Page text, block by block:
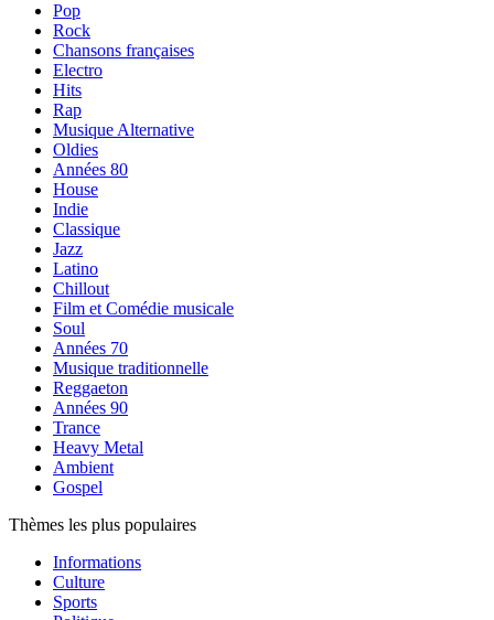
Pop
Rock
Chansons françaises
Electro
Hits
Rap
Musique Alternative
Oldies
Années 80
House
Indie
Classique
Jazz
Latino
Chillout
Film et Comédie musicale
Soul
Années 70
Musique traditionnelle
Reggaeton
Années 90
Trance
Heavy Metal
Ambient
Gospel
Thèmes les plus populaires
Informations
Culture
Sports